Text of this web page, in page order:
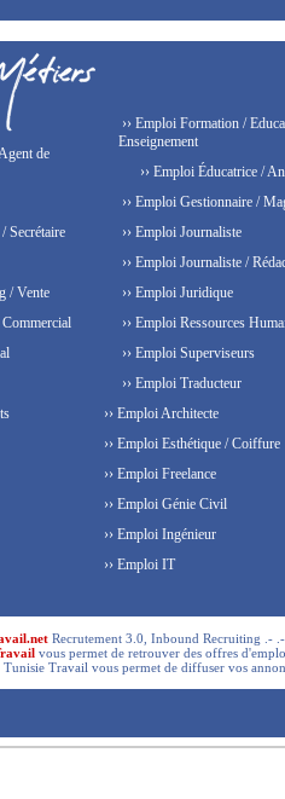
de
Secrétaire
/ Vente
›› Emploi Formation /
Enseignement
›› Emploi Éducatrice /
›› Emploi Gestionnaire /
›› Emploi Journaliste
›› Emploi Journaliste /
›› Emploi Juridique
›› Emploi Ressources
›› Emploi Superviseurs
›› Emploi Traducteur
›› Emploi Architecte
›› Emploi Esthétique / Coiffure
›› Emploi Freelance
›› Emploi Génie Civil
›› Emploi Ingénieur
›› Emploi IT
Recrutement 3.0, Inbound Recruiting .-
vous permet de retrouver des offres
Tunisie Travail vous permet de diffuser vos